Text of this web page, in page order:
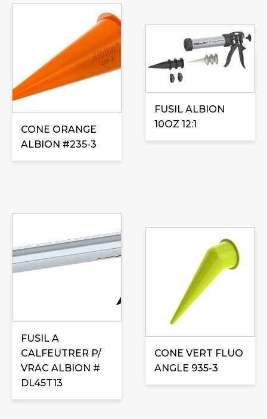
CONE ORANGE
ALBION #235-3
FUSIL ALBION
10OZ 12:1
FUSIL A
CALFEUTRER P/
VRAC ALBION #
DL45T13
CONE VERT FLUO
ANGLE 935-3